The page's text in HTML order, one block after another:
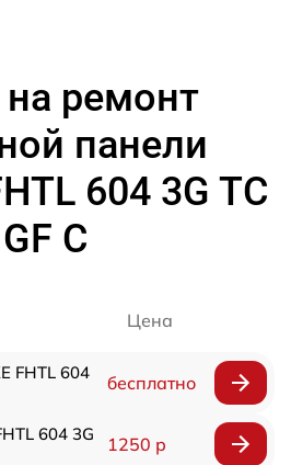
ремонт
панели
604 3G TC
GF C
Цена
FHTL 604
бесплатно
604 3G
1250 р